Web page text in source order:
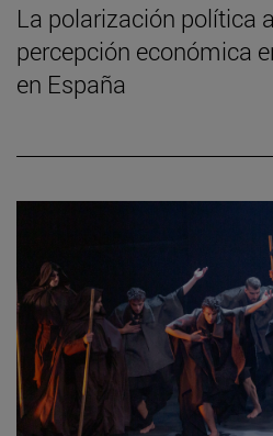
La polarización política
percepción económica
en España